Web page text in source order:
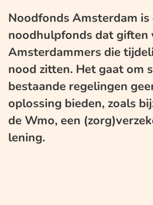
Noodfonds Amsterdam is
noodhulpfonds dat giften
Amsterdammers die
nood zitten. Het gaat om
bestaande regelingen
oplossing bieden, zoals
de Wmo, een
lening.